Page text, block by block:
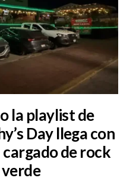
la playlist de
Day llega con
de rock